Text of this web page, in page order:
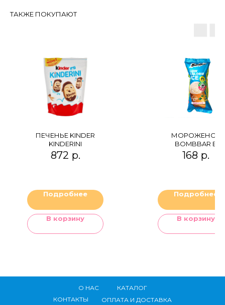
ТАКЖЕ ПОКУПАЮТ
ПЕЧЕНЬЕ KINDER
KINDERINI
872 р.
Подробнее
В корзину
МОРОЖЕНОЕ
BOMBBAR В
ВАФЕЛЬНОМ
СТАКАНЧИКЕ
168 р.
Подробнее
В корзину
О НАС
КАТАЛОГ
ОПЛАТА И ДОСТАВКА
КОНТАКТЫ